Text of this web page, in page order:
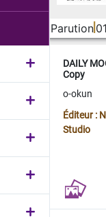
Parution
DAILY
Copy
o-okun
Éditeur :
Studio